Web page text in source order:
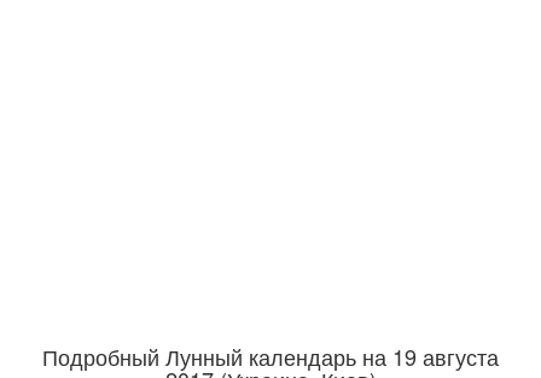
Подробный Лунный календарь на 19 августа